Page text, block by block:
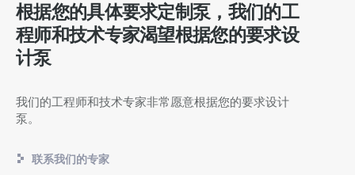
根据您的具体要求定制泵，我们的工
程师和技术专家渴望根据您的要求设
计泵
我们的工程师和技术专家非常愿意根据您的要求设计
泵。
联系我们的专家